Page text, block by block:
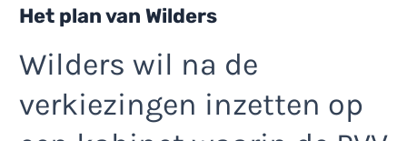
Het plan van Wilders
Wilders wil na de
verkiezingen inzetten op